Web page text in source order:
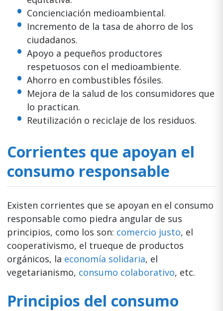
Concienciación medioambiental.
Incremento de la tasa de ahorro de los
ciudadanos.
Apoyo a pequeños productores
respetuosos con el medioambiente.
Ahorro en combustibles fósiles.
Mejora de la salud de los consumidores que
lo practican.
Reutilización o reciclaje de los residuos.
Corrientes que apoyan el
consumo responsable
Existen corrientes que se apoyan en el consumo
responsable como piedra angular de sus
principios, como los son: comercio justo, el
cooperativismo, el trueque de productos
orgánicos, la economía solidaria, el
vegetarianismo, consumo colaborativo, etc.
Principios del consumo